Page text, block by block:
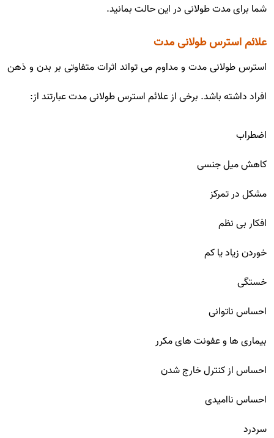
شما برای مدت طولانی در این حالت بمانید.
علائم استرس طولانی مدت
استرس طولانی مدت و مداوم می تواند اثرات متفاوتی بر بدن و ذهن
افراد داشته باشد. برخی از علائم استرس طولانی مدت عبارتند از:
اضطراب
کاهش میل جنسی
مشکل در تمرکز
افکار بی نظم
خوردن زیاد یا کم
خستگی
احساس ناتوانی
بیماری ها و عفونت های مکرر
احساس از کنترل خارج شدن
احساس ناامیدی
سردرد